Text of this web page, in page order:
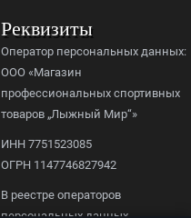
Реквизиты
Оператор персональных данных:
ООО «Магазин
профессиональных спортивных
товаров „Лыжный Мир“»
ИНН 7751523085
ОГРН 1147746827942
В реестре операторов